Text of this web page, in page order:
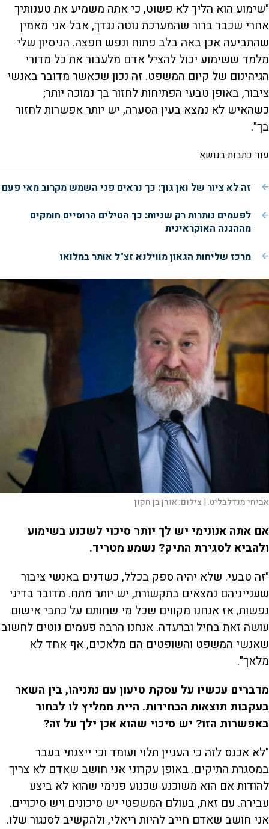
"שימוע הוא הליך לא פשוט, כי אתה משמיע את טענותיך
אחרי שכבר ברור שהמערכת נוטה נגדך, אבל אני מאמין
שהתביעה אכן באה בלב פתוח ונפש חפצה. הניסיון שלי
מלמד ששימוע יכול להציל אדם מלעבור את כל מדורי
הגיהינום של קיום המשפט. זה נכון שכאשר מדובר באנשי
ציבור, באופן טבעי הפתיחות לחזור בך נמוכה יותר;
כשהאיש לא נמצא בעין הסערה, יש יותר אפשרות לחזור
בך".
עוד כתבות בנושא
זה לא ציור של ואן גוך: כך נראים פני השמש מקרוב מאי פעם
לפעמים נותרות רק שניות: כך הטילים הרוסיים חומקים
מההגנה האוקראינית
מרכז שליחות הגאון מווילנא זצ"ל אותר במלואו
אביחי מנדלבליט. | צילום:אורן בן חקון
אם אתה אנונימי יש לך יותר סיכוי לשכנע בשימוע
ולהביא לסגירת התיק? נשמע מטריד.
"זה טבעי. שלא יהיה ספק בכלל, כשדנים באנשי ציבור
שענייניהם נמצאים בתקשורת, יש יותר מתח. מדובר בדיני
נפשות, אז אנחנו מקווים שכל מי שחותם על כתבי אישום
עושה זאת בחיל וברעדה. אנחנו הרבה פעמים נוטים לחשוב
שאנשי המשפט והשופטים הם מלאכים, אף אחד לא
מלאך".
מדברים עכשיו על עסקת טיעון עם נתניהו, בין השאר
בעקבות תוצאות הבחירות. היית ממליץ לו לבחור
באפשרות הזו? יש סיכוי שהוא אכן ילך על זה?
"לא אכנס לזה כי העניין תלוי ועומד וכי ייצגתי בעבר
במסגרת התיקים. באופן עקרוני אני חושב שאדם לא צריך
להודות אם הוא משוכנע שכנוע פנימי שהוא לא ביצע
עבירה. עם זאת, בעולם המשפטי יש סיכונים ויש סיכויים.
אני חושב שאדם חייב להיות ריאלי, ולהקשיב לסנגור שלו.